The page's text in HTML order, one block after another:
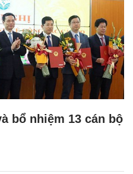
bổ nhiệm 13 cán bộ